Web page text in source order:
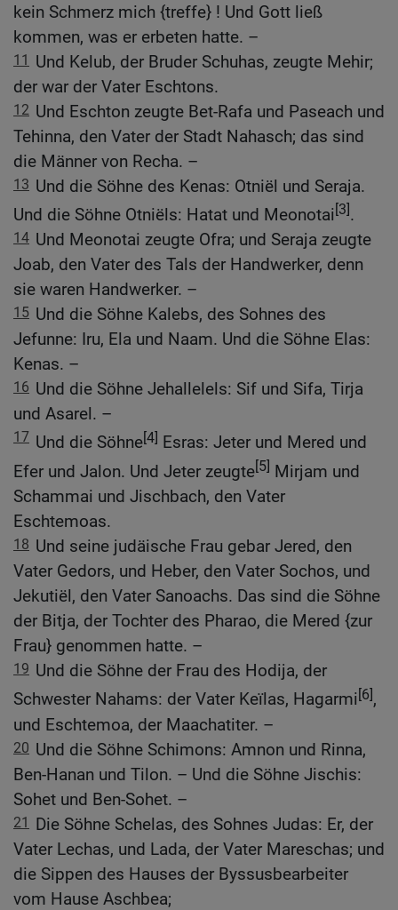
kein Schmerz mich {treffe} ! Und Gott ließ
kommen, was er erbeten hatte. –
11 Und Kelub, der Bruder Schuhas, zeugte Mehir;
der war der Vater Eschtons.
12 Und Eschton zeugte Bet-Rafa und Paseach und
Tehinna, den Vater der Stadt Nahasch; das sind
die Männer von Recha. –
13 Und die Söhne des Kenas: Otniël und Seraja.
Und die Söhne Otniëls: Hatat und Meonotai [3].
14 Und Meonotai zeugte Ofra; und Seraja zeugte
Joab, den Vater des Tals der Handwerker, denn
sie waren Handwerker. –
15 Und die Söhne Kalebs, des Sohnes des
Jefunne: Iru, Ela und Naam. Und die Söhne Elas:
Kenas. –
16 Und die Söhne Jehallelels: Sif und Sifa, Tirja
und Asarel. –
17 Und die Söhne[4] Esras: Jeter und Mered und
Efer und Jalon. Und Jeter zeugte[5] Mirjam und
Schammai und Jischbach, den Vater
Eschtemoas.
18 Und seine judäische Frau gebar Jered, den
Vater Gedors, und Heber, den Vater Sochos, und
Jekutiël, den Vater Sanoachs. Das sind die Söhne
der Bitja, der Tochter des Pharao, die Mered {zur
Frau} genommen hatte. –
19 Und die Söhne der Frau des Hodija, der
Schwester Nahams: der Vater Keïlas, Hagarmi[6],
und Eschtemoa, der Maachatiter. –
20 Und die Söhne Schimons: Amnon und Rinna,
Ben-Hanan und Tilon. – Und die Söhne Jischis:
Sohet und Ben-Sohet. –
21 Die Söhne Schelas, des Sohnes Judas: Er, der
Vater Lechas, und Lada, der Vater Mareschas; und
die Sippen des Hauses der Byssusbearbeiter
vom Hause Aschbea;